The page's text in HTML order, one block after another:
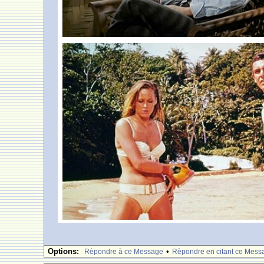
Options: Rèpondre à ce Message • Rèpondre en citant ce